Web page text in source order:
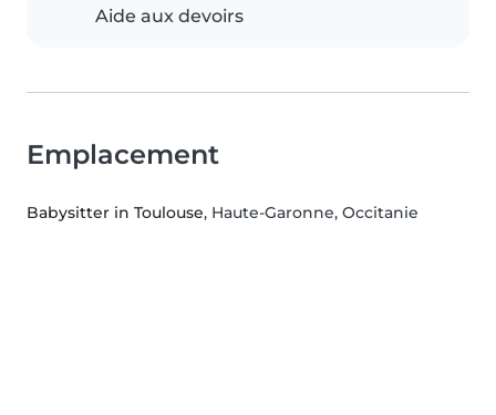
Aide aux devoirs
Emplacement
Babysitter in Toulouse, Haute-Garonne, Occitanie